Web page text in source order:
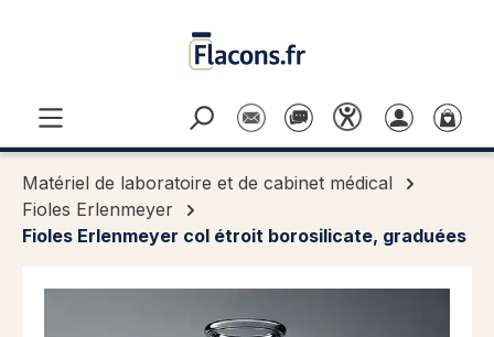
Matériel de laboratoire et de cabinet médical
Fioles Erlenmeyer
Fioles Erlenmeyer col étroit borosilicate, graduées